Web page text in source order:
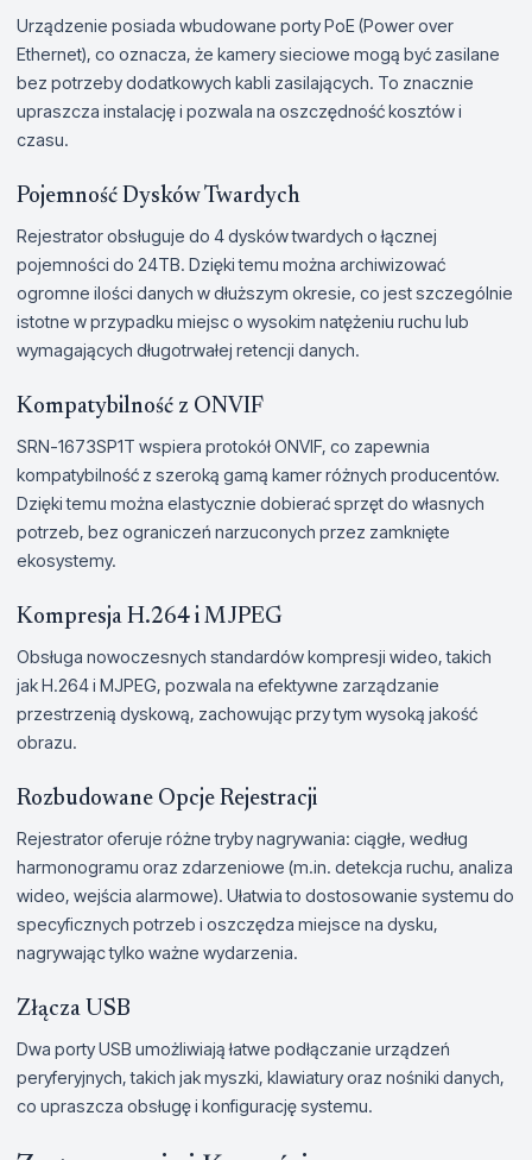
Urządzenie posiada wbudowane porty PoE (Power over
Ethernet), co oznacza, że kamery sieciowe mogą być zasilane
bez potrzeby dodatkowych kabli zasilających. To znacznie
upraszcza instalację i pozwala na oszczędność kosztów i
czasu.
Pojemność Dysków Twardych
Rejestrator obsługuje do 4 dysków twardych o łącznej
pojemności do 24TB. Dzięki temu można archiwizować
ogromne ilości danych w dłuższym okresie, co jest szczególnie
istotne w przypadku miejsc o wysokim natężeniu ruchu lub
wymagających długotrwałej retencji danych.
Kompatybilność z ONVIF
SRN-1673SP1T wspiera protokół ONVIF, co zapewnia
kompatybilność z szeroką gamą kamer różnych producentów.
Dzięki temu można elastycznie dobierać sprzęt do własnych
potrzeb, bez ograniczeń narzuconych przez zamknięte
ekosystemy.
Kompresja H.264 i MJPEG
Obsługa nowoczesnych standardów kompresji wideo, takich
jak H.264 i MJPEG, pozwala na efektywne zarządzanie
przestrzenią dyskową, zachowując przy tym wysoką jakość
obrazu.
Rozbudowane Opcje Rejestracji
Rejestrator oferuje różne tryby nagrywania: ciągłe, według
harmonogramu oraz zdarzeniowe (m.in. detekcja ruchu, analiza
wideo, wejścia alarmowe). Ułatwia to dostosowanie systemu do
specyficznych potrzeb i oszczędza miejsce na dysku,
nagrywając tylko ważne wydarzenia.
Złącza USB
Dwa porty USB umożliwiają łatwe podłączanie urządzeń
peryferyjnych, takich jak myszki, klawiatury oraz nośniki danych,
co upraszcza obsługę i konfigurację systemu.